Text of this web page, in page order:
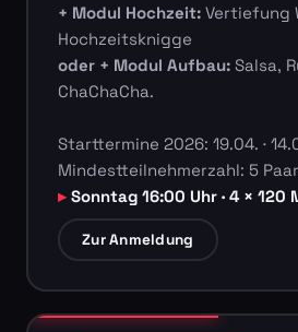
+ Modul Hochzeit:Vertiefung
Hochzeitsknigge
oder + Modul Aufbau:Salsa,
ChaChaCha.
Starttermine 2026: 19.04. ·
Mindestteilnehmerzahl: 5
Sonntag 16:00 Uhr · 4 × 120
Zur Anmeldung